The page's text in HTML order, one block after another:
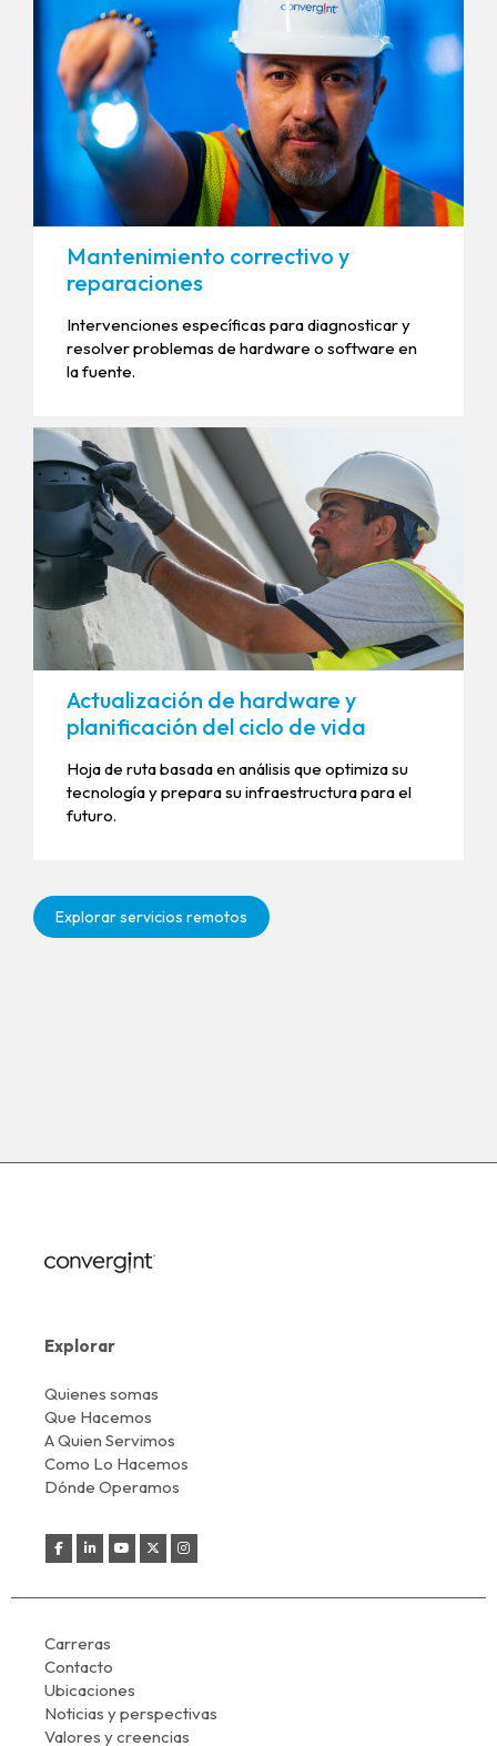
Mantenimiento correctivo y
reparaciones
Intervenciones específicas para diagnosticar y
resolver problemas de hardware o software en
la fuente.
Actualización de hardware y
planificación del ciclo de vida
Hoja de ruta basada en análisis que optimiza su
tecnología y prepara su infraestructura para el
futuro.
Explorar servicios remotos
Explorar
Quienes somas
Que Hacemos
A Quien Servimos
Como Lo Hacemos
Dónde Operamos
Carreras
Contacto
Ubicaciones
Noticias y perspectivas
Valores y creencias